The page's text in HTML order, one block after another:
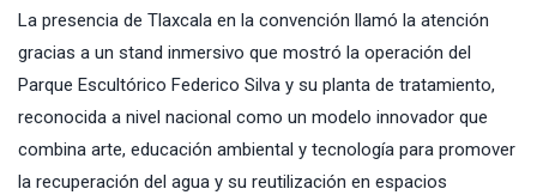
La presencia de Tlaxcala en la convención llamó la atención
gracias a un stand inmersivo que mostró la operación del
Parque Escultórico Federico Silva y su planta de tratamiento,
reconocida a nivel nacional como un modelo innovador que
combina arte, educación ambiental y tecnología para promover
la recuperación del agua y su reutilización en espacios